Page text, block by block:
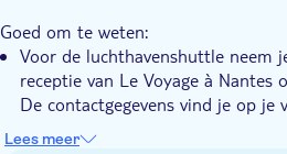
mechanische dieren
Goed om te weten:
Voor de luchthavenshuttle neem
receptie van Le Voyage à
De contactgegevens vind je op je
De rivierboottocht op de Erdre, de
Lees meer